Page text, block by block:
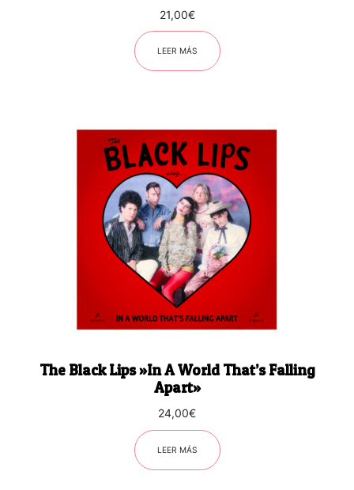
21,00€
LEER MÁS
The Black Lips ‎»In A World That’s Falling
Apart»
24,00€
LEER MÁS